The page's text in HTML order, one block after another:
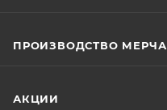
ПРОИЗВОДСТВО МЕРЧА
АКЦИИ